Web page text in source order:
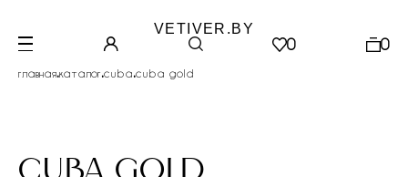
VETIVER.BY
0 0
главная.каталог.cuba.cuba gold